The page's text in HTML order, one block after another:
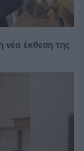
νέα έκθεση της